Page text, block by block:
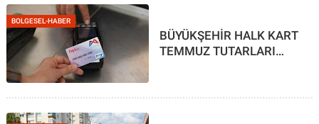
BOLGESEL-HABER
BÜYÜKŞEHİR HALK KART
TEMMUZ TUTARLARI